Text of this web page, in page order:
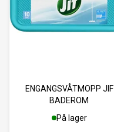
ENGANGSVÅTMOPP JIF
BADEROM
På lager